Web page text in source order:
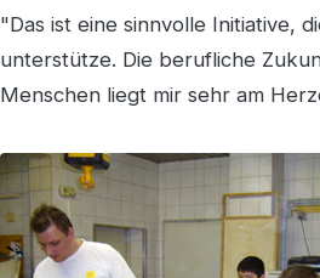
"Das ist eine sinnvolle Initiative,
unterstütze. Die berufliche
Menschen liegt mir sehr am